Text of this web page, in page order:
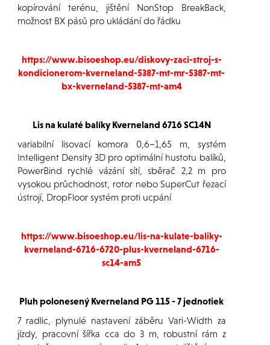
kopírování terénu, jištění NonStop BreakBack,
možnost BX pásů pro ukládání do řádku
https://www.bisoeshop.eu/diskovy-zaci-stroj-s-
kondicionerom-kverneland-5387-mt-mr-5387-mt-
bx-kverneland-5387-mt-am4
Lis na kulaté balíky Kverneland 6716 SC14N
variabilní lisovací komora 0,6–1,65 m, systém
Intelligent Density 3D pro optimální hustotu balíků,
PowerBind rychlé vázání sítí, sběrač 2,2 m pro
vysokou průchodnost, rotor nebo SuperCut řezací
ústrojí, DropFloor systém proti ucpání
https://www.bisoeshop.eu/lis-na-kulate-baliky-
kverneland-6716-6720-plus-kverneland-6716-
sc14-am5
Pluh polonesený Kverneland PG 115 - 7 jednotiek
7 radlic, plynulé nastavení záběru Vari-Width za
jízdy, pracovní šířka cca do 3 m, robustní rám z